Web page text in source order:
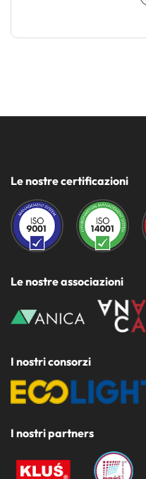
Le nostre certificazioni
Le nostre associazioni
I nostri consorzi
I nostri partners